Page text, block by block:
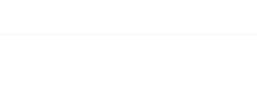
gedaan